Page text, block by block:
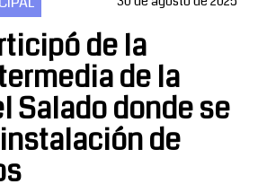
de la
de la
Salado donde se
de